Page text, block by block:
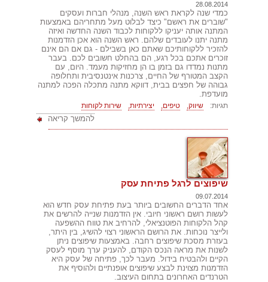
28.08.2014
כמדי שנה לקראת ראש השנה, מנהלי חברות ועסקים
"שוברים את ראשם" כיצד לבלוט מעל מתחריהם באמצעות
המתנה אותה יעניקו ללקוחות לכבוד השנה החדשה ואיזה
מתנה יתנו לעובדים שלהם. ראש השנה הוא אכן הזדמנות
להזכיר ללקוחותיכם שאתם כאן בשבילם - גם אם הם אינם
זוכרים אתכם בכל רגע, הם בהחלט חשובים לכם. בעבר
מתנות נמדדו גם בזמן בו הן מחזיקות מעמד. היום, עם
הקצב המטורף של החיים, צרכנות אינטנסיבית ותחלופה
גבוהה של חפצים בבית, דווקא מתנה מתכלה הפכה למתנה
מועדפת.
תגיות: שיווק, טיפים, יצירתיות, שירות לקוחות
להמשך קריאה
שיפוצים לרגל פתיחת עסק
09.07.2014
אחד הדברים החשובים ביותר בעת פתיחת עסק חדש הוא
לעשות רושם ראשוני חיובי. אין הזדמנות שנייה להרשים את
קהל הלקוחות הפוטנציאלי, להרחיב את טווח ההשפעה
ולייצר נוכחות. את הרושם הראשוני רצוי להשיג, בין היתר,
בעזרת מסכת שיפוצים רחבה. באמצעות שיפוצים ניתן
לשנות את מראה הנכס הקודם, להעניק ערך מוסף לעסק
הקיים ולהבטיח בידול. מעבר לכך, פתיחה של עסק היא
הזדמנות מצוינת לבצע שיפוצים אופנתיים ולהוסיף את
הטרנדים האחרונים בתחום העיצוב.